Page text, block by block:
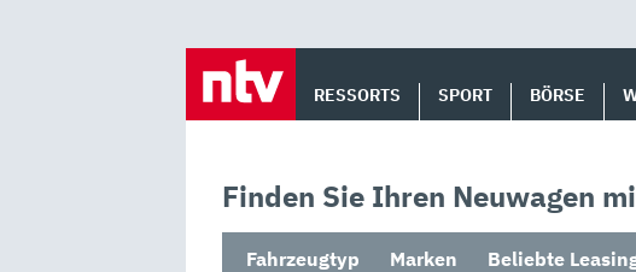
RESSORTS SPORT BÖRSE
Finden Sie Ihren Neuwagen
Fahrzeugtyp Marken Beliebte